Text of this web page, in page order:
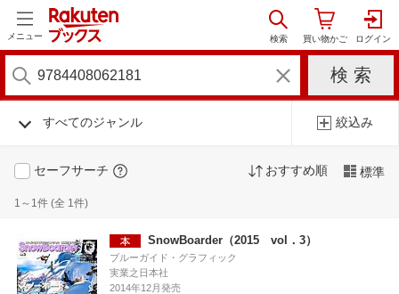
メニュー
すべてのジャンル 絞込み
セーフサーチ おすすめ順 標準
1～1件 (全 1件)
SnowBoarder（2015 vol．3）
ブルーガイド・グラフィック
実業之日本社
2014年12月発売